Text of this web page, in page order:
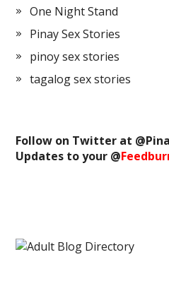
One Night Stand
Pinay Sex Stories
pinoy sex stories
tagalog sex stories
Follow on Twitter at @
Updates to your @